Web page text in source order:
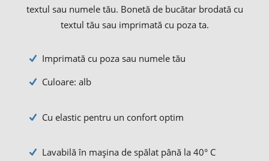
textul sau numele tău. Bonetă de bucătar brodată cu
textul tău sau imprimată cu poza ta.
Imprimată cu poza sau numele tău
Culoare: alb
Cu elastic pentru un confort optim
Lavabilă în mașina de spălat până la 40° C